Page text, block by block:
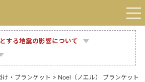
する地震の影響について
け・ブランケット
Noel（ノエル） ブランケット